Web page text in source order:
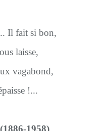
Il fait si bon,
laisse,
vagabond,
!...
1958)